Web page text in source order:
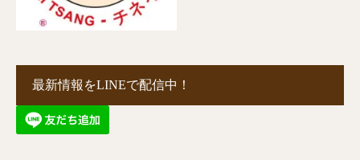
最新情報をLINEで配信中！